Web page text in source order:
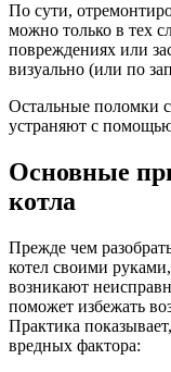
По сути,
можно только в тех
повреждениях или
визуально (или по
Остальные поломки
устраняют с
Основные
котла
Прежде чем
котел своими
возникают
поможет избежать
Практика
вредных фактора: